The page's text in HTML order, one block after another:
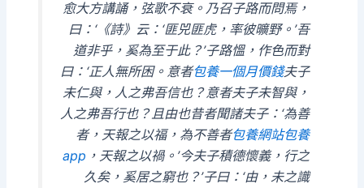
愈大方講誦，弦歌不衰。乃召子路而問焉，
曰：‘《詩》云：‘匪兕匪虎，率彼曠野。’吾
道非乎，奚為至于此？’子路慍，作色而對
曰：‘正人無所困。意者包養一個月價錢夫子
未仁與，人之弗吾信也？意者夫子未智與，
人之弗吾行也？且由也昔者聞諸夫子：‘為善
者，天報之以福，為不善者包養網站包養
app ，天報之以禍。’今夫子積德懷義，行之
久矣，奚居之窮也？’子曰：‘由，未之識